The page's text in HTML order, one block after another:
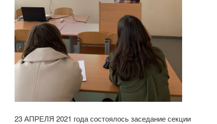
23 АПРЕЛЯ 2021 года состоялось заседание секции